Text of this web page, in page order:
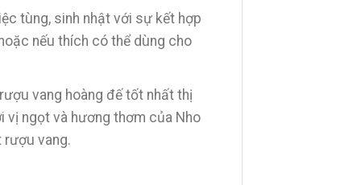
tùng, sinh nhật với sự kết hợp
nếu thích có thể dùng cho
vang hoàng đế tốt nhất thị
vị ngọt và hương thơm của Nho
rượu vang.